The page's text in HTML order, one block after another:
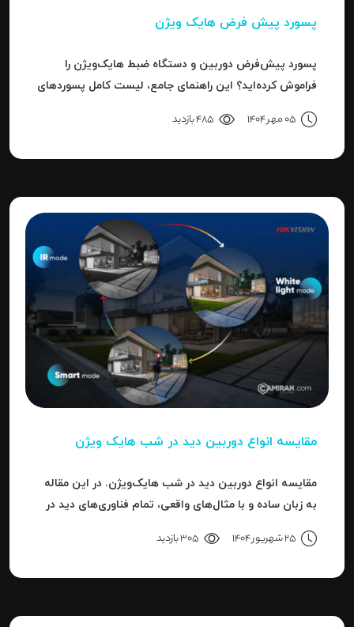
پسورد پیش فرض هایک ویژن
پسورد پیش‌فرض دوربین و دستگاه ضبط هایک‌ویژن را
فراموش کرده‌اید؟ این راهنمای جامع، لیست کامل پسوردهای
"Invalid Password" را آموزش می‌دهد.
05 مهر 1404 485 بازدید
مقایسه انواع دوربین دید در شب هایک‌ ویژن
مقایسه انواع دوربین دید در شب هایک‌ویژن. در این مقاله
به زبان ساده و با مثال‌های واقعی، تمام فناوری‌های دید در
25 شهریور 1404 305 بازدید